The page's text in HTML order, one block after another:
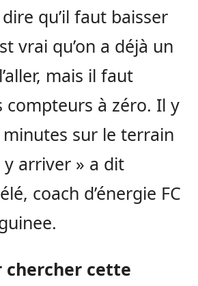
qu’il faut baisser
vrai qu’on a déjà un
mais il faut
compteurs à zéro. Il y
sur le terrain
arriver » a dit
, coach d’énergie FC
.
cette